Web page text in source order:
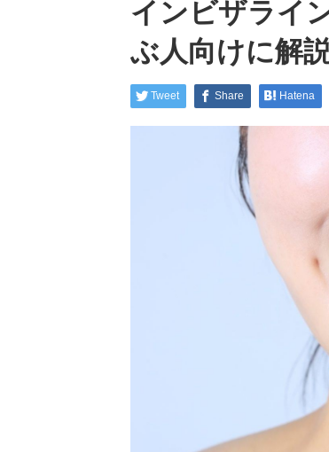
インビザライ
ぶ人向けに解
Tweet Share Hatena